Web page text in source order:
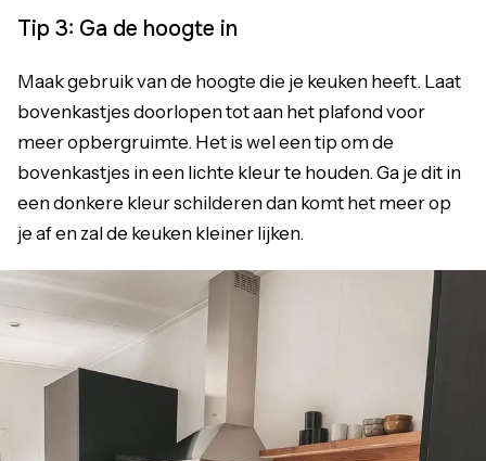
Tip 3: Ga de hoogte in
Maak gebruik van de hoogte die je keuken heeft. Laat
bovenkastjes doorlopen tot aan het plafond voor
meer opbergruimte. Het is wel een tip om de
bovenkastjes in een lichte kleur te houden. Ga je dit in
een donkere kleur schilderen dan komt het meer op
je af en zal de keuken kleiner lijken.